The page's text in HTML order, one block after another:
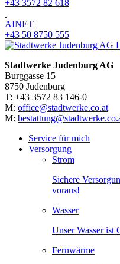
+43 3572 82 618
AINET
+43 50 8750 555
Stadtwerke Judenburg AG
Burggasse 15
8750 Judenburg
T: +43 3572 83 146-0
M: office@stadtwerke.co.at
M:
Service für mich
Versorgung
Strom
Sichere
voraus!
Wasser
Unser Wasser ist
Fernwärme